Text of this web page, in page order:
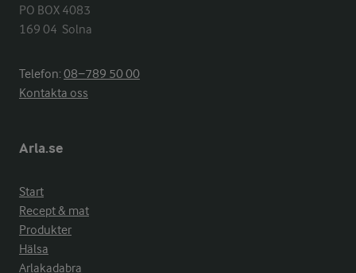
PO BOX 4083
169 04  Solna
Telefon:08−789 50 00
Kontakta oss
Arla.se
Start
Recept & mat
Produkter
Hälsa
Arlakadabra